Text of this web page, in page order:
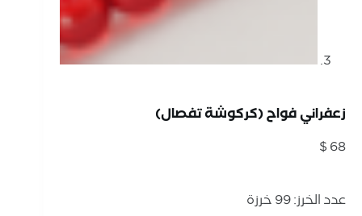
زعفراني فواح (كركوشة تفصال)
$68
عدد الخرز: 99 خرزة